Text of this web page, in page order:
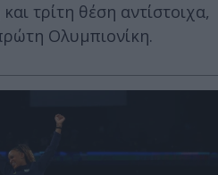
τρίτη θέση αντίστοιχα,
Ολυμπιονίκη.